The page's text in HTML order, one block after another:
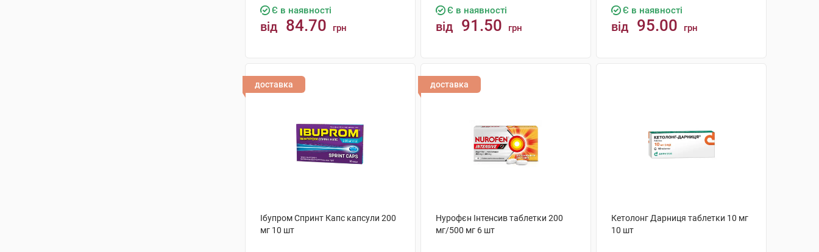
Є в наявності
від 84.70 грн
Є в наявності
від 91.50 грн
Є в наявності
від 95.00 грн
доставка
Ібупром Спринт Капс капсули 200
мг 10 шт
доставка
Нурофєн Інтенсив таблетки 200
мг/500 мг 6 шт
Кетолонг Дарниця таблетки 10 мг
10 шт